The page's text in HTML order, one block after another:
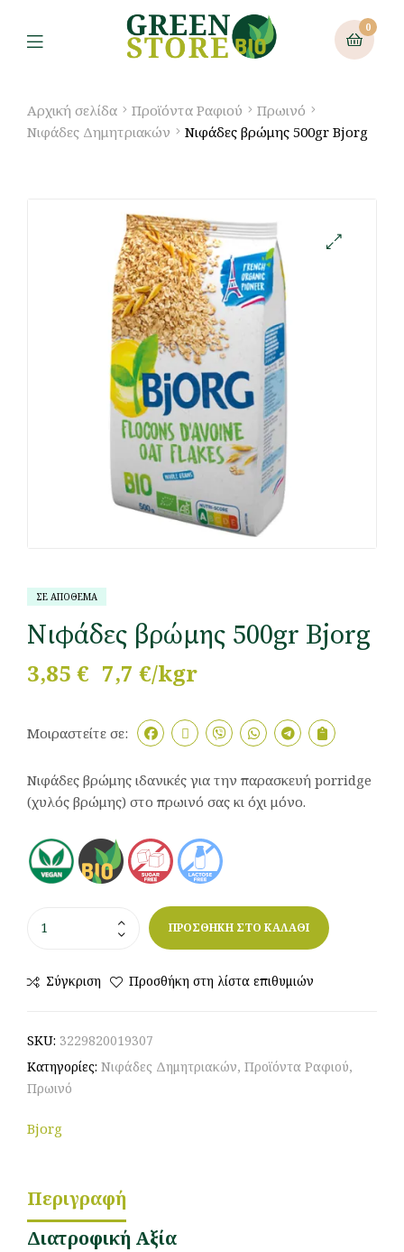
0
Αρχική σελίδα Προϊόντα Ραφιού
Πρωινό
Νιφάδες Δημητριακών
Νιφάδες βρώμης 500gr Bjorg
ΣΕ ΑΠΟΘΕΜΑ
Νιφάδες βρώμης 500gr Bjorg
3,85 € 7,7 €/kgr
Μοιραστείτε σε:
Νιφάδες βρώμης ιδανικές για την παρασκευή porridge
(χυλός βρώμης) στο πρωινό σας κι όχι μόνο.
ΠΡΟΣΘΗΚΗ ΣΤΟ ΚΑΛΑΘΙ
Σύγκριση Προσθήκη στη λίστα επιθυμιών
SKU: 3229820019307
Κατηγορίες: Νιφάδες Δημητριακών, Προϊόντα Ραφιού,
Πρωινό
Bjorg
Περιγραφή
Διατροφική Αξία